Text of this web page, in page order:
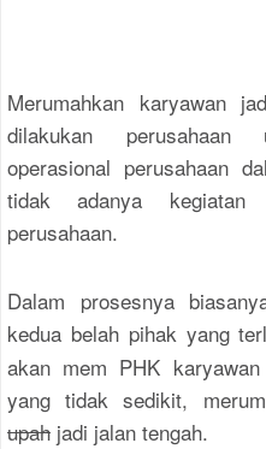
Merumahkan karyawan
dilakukan perusahaan
operasional perusahaan
tidak adanya kegiatan
perusahaan.
Dalam prosesnya
kedua belah pihak yang
akan mem PHK
yang tidak sedikit,
upah jadi jalan tengah.